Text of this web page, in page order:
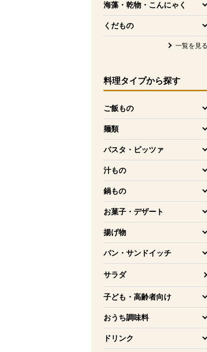
海藻・乾物・こんにゃく
を開く
くだもの
を開く
一覧を見る
料理タイプから探す
ご飯もの
を開く
麺類
を開く
パスタ・ピッツァ
を開く
汁もの
を開く
鍋もの
を開く
お菓子・デザート
を開く
揚げ物
を開く
パン・サンドイッチ
を開く
サラダ
子ども・高齢者向け
を開く
おうち調味料
を開く
ドリンク
を開く